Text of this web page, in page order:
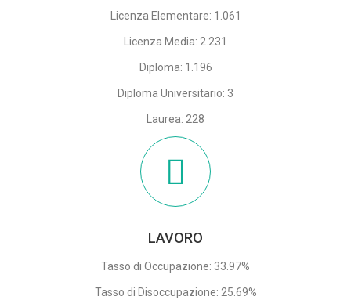
Licenza Elementare: 1.061
Licenza Media: 2.231
Diploma: 1.196
Diploma Universitario: 3
Laurea: 228
LAVORO
Tasso di Occupazione: 33.97%
Tasso di Disoccupazione: 25.69%